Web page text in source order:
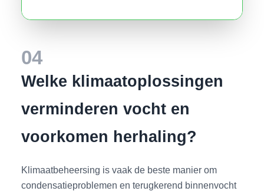
04
Welke klimaatoplossingen
verminderen vocht en
voorkomen herhaling?
Klimaatbeheersing is vaak de beste manier om
condensatieproblemen en terugkerend binnenvocht